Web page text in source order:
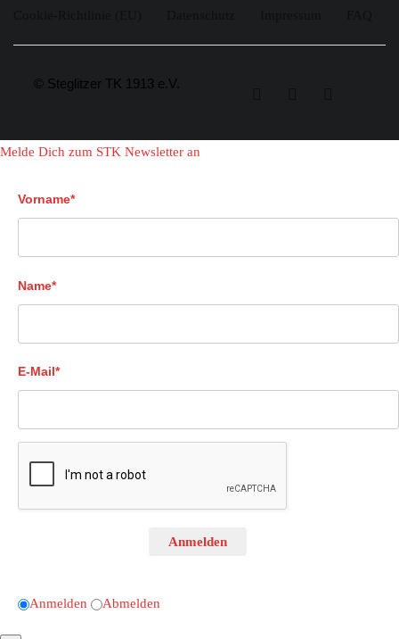
© Steglitzer TK 1913 e.V.
Melde Dich zum STK Newsletter an
Vorname*
Name*
E-Mail*
Anmelden
Anmelden Abmelden